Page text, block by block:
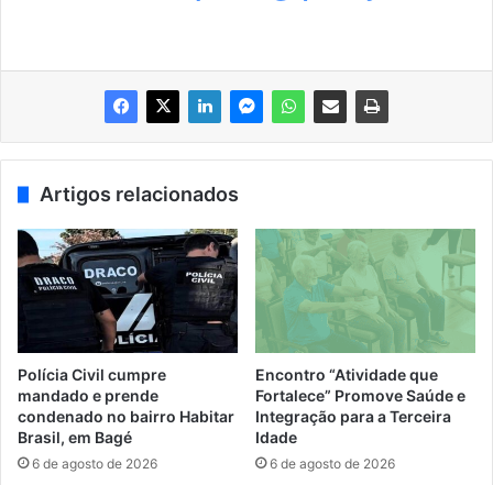
Artigos relacionados
Polícia Civil cumpre
mandado e prende
condenado no bairro Habitar
Brasil, em Bagé
6 de agosto de 2026
Encontro “Atividade que
Fortalece” Promove Saúde e
Integração para a Terceira
Idade
6 de agosto de 2026